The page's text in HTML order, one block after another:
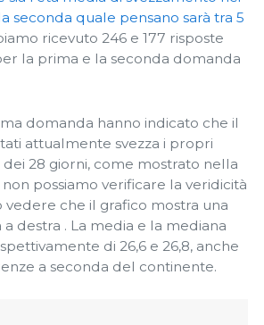
seconda quale pensano sarà tra 5
ricevuto 246 e 177 risposte
la prima e la seconda domanda
domanda hanno indicato che il
attualmente svezza i propri
28 giorni, come mostrato nella
possiamo verificare la veridicità
vedere che il grafico mostra una
destra . La media e la mediana
di 26,6 e 26,8, anche
a seconda del continente.